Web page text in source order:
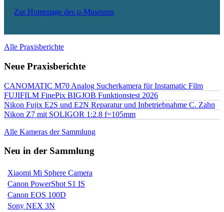
Zur Homepage des µ-Museums
Alle Praxisberichte
Neue Praxisberichte
CANOMATIC M70 Analog Sucherkamera für Instamatic Film
FUJIFILM FinePix BIGJOB Funktionstest 2026
Nikon Fujix E2S und E2N Reparatur und Inbetriebnahme C. Zahn
Nikon Z7 mit SOLIGOR 1:2.8 f=105mm
Alle Kameras der Sammlung
Neu in der Sammlung
Xiaomi Mi Sphere Camera
Canon PowerShot S1 IS
Canon EOS 100D
Sony NEX 3N